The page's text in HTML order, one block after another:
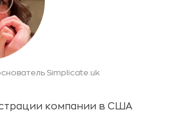
Simplicate.uk
компании в США